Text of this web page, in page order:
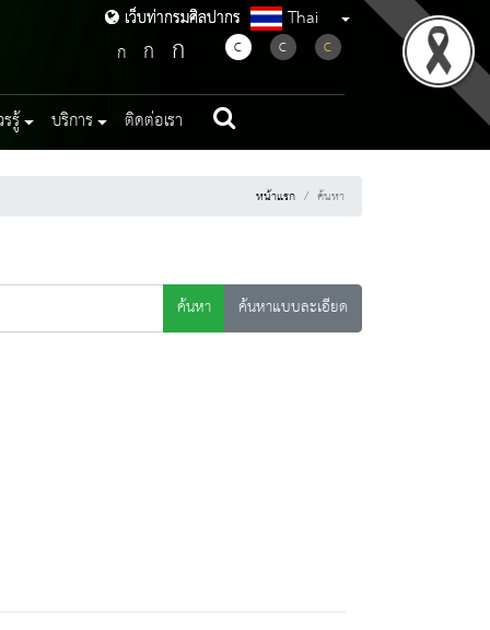
เว็บท่ากรมศิลปากร
เว็บท่ากรมศิลปากร Thai
ก ก ก C C C
รู้ บริการ ติดต่อเรา
หน้าแรก ค้นหา
ค้นหา
ค้นหาแบบละเอียด